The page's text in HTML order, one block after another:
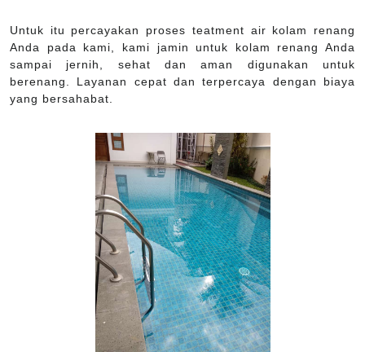
Untuk itu percayakan proses teatment air kolam renang
Anda pada kami, kami jamin untuk kolam renang Anda
sampai jernih, sehat dan aman digunakan untuk
berenang. Layanan cepat dan terpercaya dengan biaya
yang bersahabat.